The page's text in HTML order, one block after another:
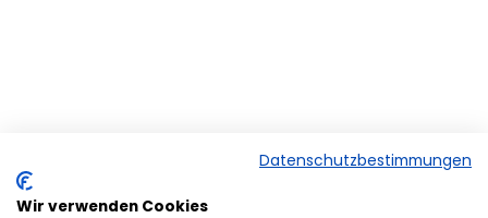
Datenschutzbestimmungen
Wir verwenden Cookies